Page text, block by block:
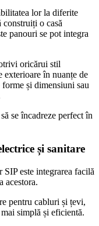
lor la diferite
o casă
panouri se pot integra
oricărui stil
exterioare în nuanțe de
și dimensiuni sau
se încadreze perfect în
și sanitare
este integrarea facilă
acestora.
pentru cabluri și țevi,
simplă și eficientă.